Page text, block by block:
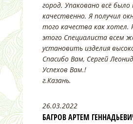
город. Упаковано всё
качественно. Я получил
того качества как хотел.
этого Специалиста всем
установить изделия
Спасибо Вам, Сергей
Успехов Вам.!
г.Казань.
26.03.2022
БАГРОВ АРТЕМ